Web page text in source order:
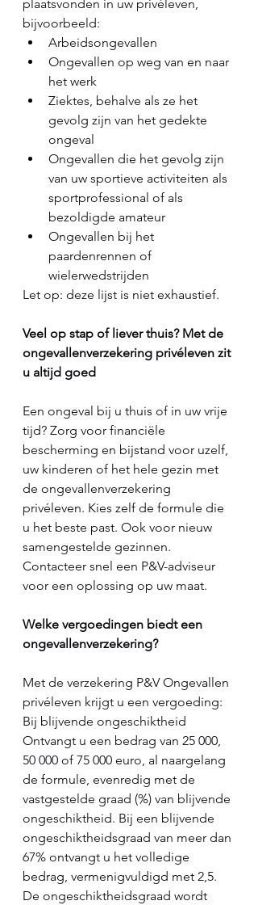
plaatsvonden in uw privéleven,
bijvoorbeeld:
Arbeidsongevallen
Ongevallen op weg van en naar
het werk
Ziektes, behalve als ze het
gevolg zijn van het gedekte
ongeval
Ongevallen die het gevolg zijn
van uw sportieve activiteiten als
sportprofessional of als
bezoldigde amateur
Ongevallen bij het
paardenrennen of
wielerwedstrijden
Let op: deze lijst is niet exhaustief.
Veel op stap of liever thuis? Met de
ongevallenverzekering privéleven zit
u altijd goed
Een ongeval bij u thuis of in uw vrije
tijd? Zorg voor financiële
bescherming en bijstand voor uzelf,
uw kinderen of het hele gezin met
de ongevallenverzekering
privéleven. Kies zelf de formule die
u het beste past. Ook voor nieuw
samengestelde gezinnen.
Contacteer snel een P&V-adviseur
voor een oplossing op uw maat.
Welke vergoedingen biedt een
ongevallenverzekering?
Met de verzekering P&V Ongevallen
privéleven krijgt u een vergoeding:
Bij blijvende ongeschiktheid
Ontvangt u een bedrag van 25 000,
50 000 of 75 000 euro, al naargelang
de formule, evenredig met de
vastgestelde graad (%) van blijvende
ongeschiktheid. Bij een blijvende
ongeschiktheidsgraad van meer dan
67% ontvangt u het volledige
bedrag, vermenigvuldigd met 2,5.
De ongeschiktheidsgraad wordt